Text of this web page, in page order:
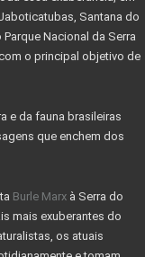
NO PARNACIPÓ
DO CIPÓ
RÁPIDAS
R$ 750000
Santana do
Nacional da Serra
o principal objetivo de
e da fauna brasileiras
que enchem dos
Burle Marx à Serra do
mais exuberantes do
os atuais